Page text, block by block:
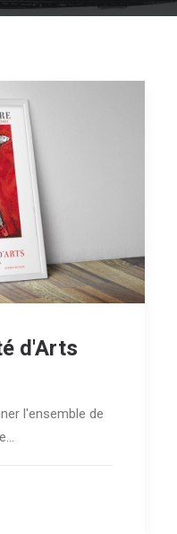
d'Arts
l'ensemble de